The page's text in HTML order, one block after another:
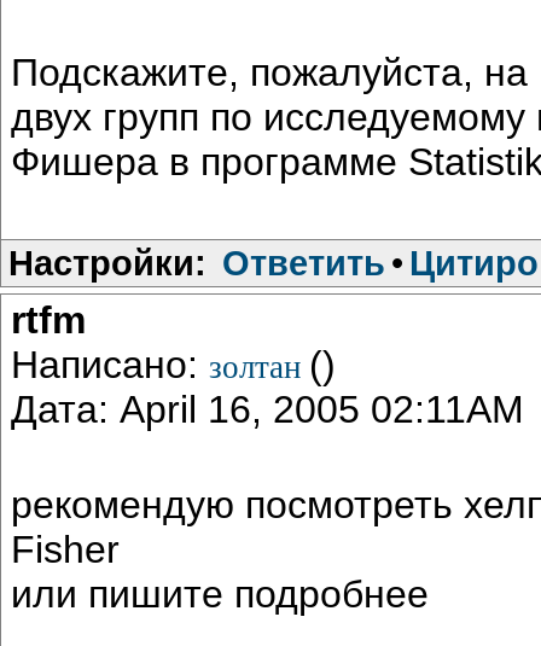
Подскажите, пожалуйста, на
двух групп по
Фишера в программе
Настройки: Ответить •
rtfm
Написано: золтан ()
Дата: April 16, 2005 02:11AM
рекомендую посмотреть
Fisher
или пишите подробнее